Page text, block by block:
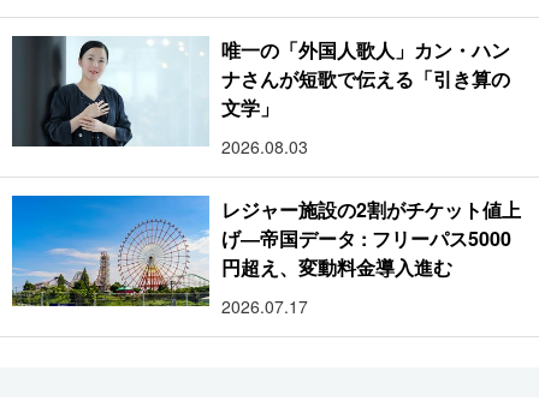
唯一の「外国人歌人」カン・ハン
ナさんが短歌で伝える「引き算の
文学」
2026.08.03
レジャー施設の2割がチケット値上
げ―帝国データ : フリーパス5000
円超え、変動料金導入進む
2026.07.17